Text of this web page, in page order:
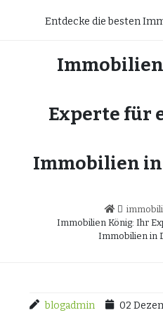
Entdecke die besten
Experte für
Immobilien
Immobilien König: Ihr
Immobilien in
blogadmin 02